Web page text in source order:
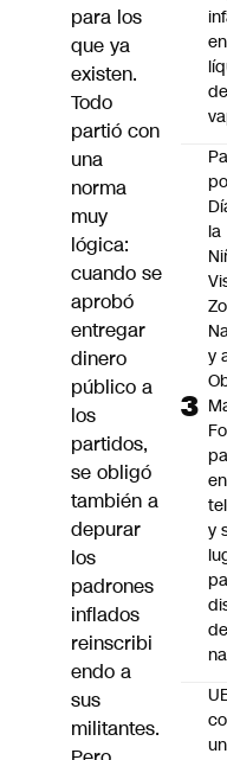
para los
que ya
existen.
Todo
partió con
una
norma
muy
lógica:
cuando se
aprobó
entregar
dinero
público a
los
partidos,
se obligó
también a
depurar
los
padrones
inflados
reinscribi
endo a
sus
militantes.
en
de
la
y
en
y